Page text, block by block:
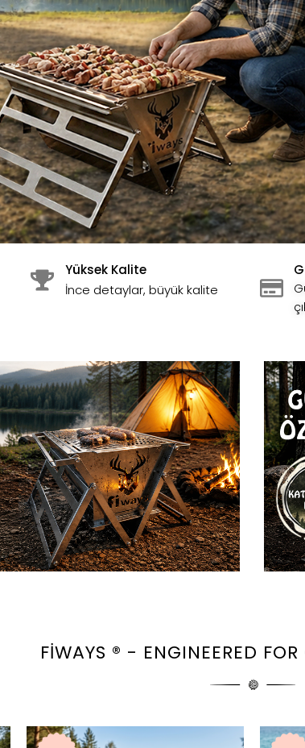
Yüksek Kalite
İnce detaylar, büyük kalite
FIWAYS ® - ENGINEERED